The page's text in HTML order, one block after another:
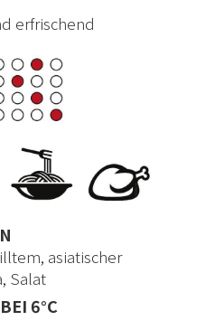
erfrischend
asiatischer
Salat
6°C